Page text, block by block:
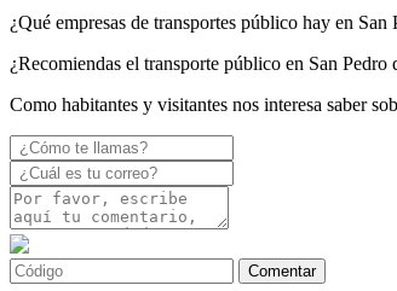
¿Qué empresas de transportes público hay en
¿Recomiendas el transporte público en San
Como habitantes y visitantes nos interesa saber